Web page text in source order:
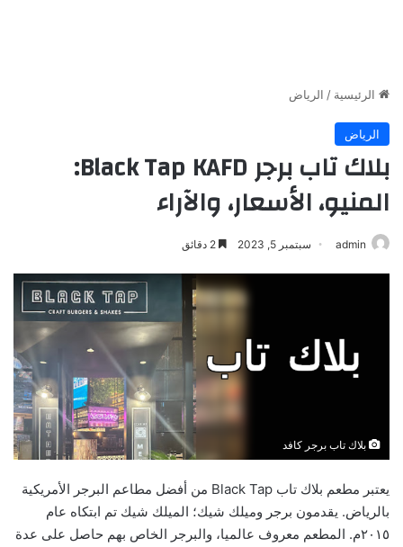
الرئيسية / الرياض
الرياض
بلاك تاب برجر Black Tap KAFD:
المنيو، الأسعار، والآراء
admin سبتمبر 5, 2023
بلاك تاب برجر كافد
يعتبر مطعم بلاك تاب Black Tap من أفضل مطاعم البرجر الأمريكية
بالرياض. يقدمون برجر وميلك شيك؛ الميلك شيك تم ابتكاه عام
٢٠١٥م. المطعم معروف عالميا، والبرجر الخاص بهم حاصل على عدة